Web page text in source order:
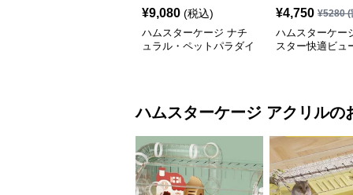
¥9,080 (税込)
ハムスターケージ ナチ
ュラル・ペットパラダイ
¥4,750 ¥5280(
ハムスターケー
スター快適ビュ
ハムスターケージ アクリルの